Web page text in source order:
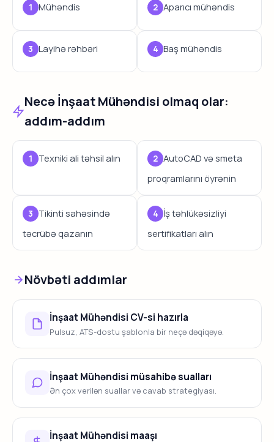
Mühəndis Aparıcı mühəndis
Layihə rəhbəri Baş mühəndis
Necə İnşaat Mühəndisi olmaq olar:
addım-addım
Texniki ali təhsil alın
AutoCAD və smeta
proqramlarını öyrənin
Tikinti sahəsində
təcrübə qazanın
İş təhlükəsizliyi
sertifikatları alın
Növbəti addımlar
İnşaat Mühəndisi CV-si hazırla
Pulsuz, ATS-dostu şablonla bir neçə dəqiqəyə.
İnşaat Mühəndisi müsahibə sualları
Ən çox verilən suallar və cavab strategiyası.
İnşaat Mühəndisi maaşı